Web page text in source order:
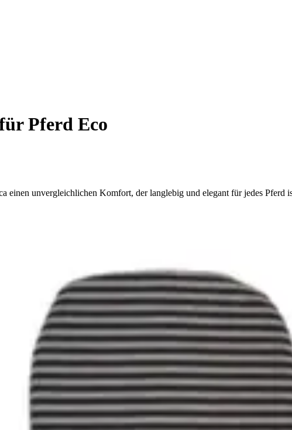
Pferd Eco
einen unvergleichlichen Komfort, der langlebig und elegant für jedes Pferd